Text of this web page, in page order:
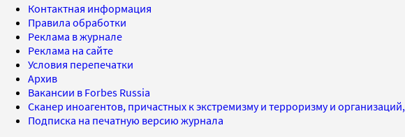
Контактная информация
Правила обработки
Реклама в журнале
Реклама на сайте
Условия перепечатки
Архив
Вакансии в Forbes Russia
Сканер иноагентов, причастных к экстремизму и терроризму и
Подписка на печатную версию журнала